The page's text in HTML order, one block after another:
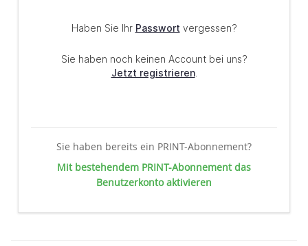
Sie haben bereits ein PRINT-Abonnement?
Mit bestehendem PRINT-Abonnement das
Benutzerkonto aktivieren